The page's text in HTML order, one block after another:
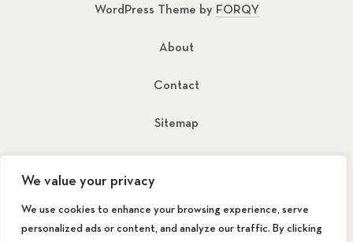
We value your privacy
We use cookies to enhance your browsing experience, serve
personalized ads or content, and analyze our traffic. By clicking
WordPress Theme by FORQY
About
Contact
Sitemap